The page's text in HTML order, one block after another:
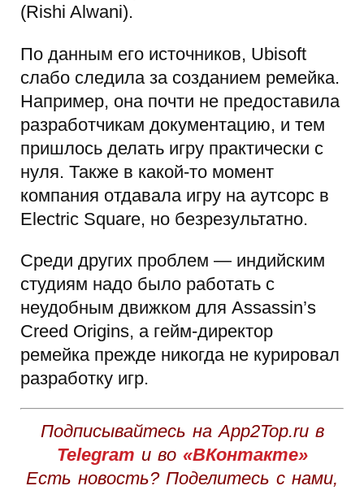
(Rishi Alwani).
По данным его источников, Ubisoft
слабо следила за созданием ремейка.
Например, она почти не предоставила
разработчикам документацию, и тем
пришлось делать игру практически с
нуля. Также в какой-то момент
компания отдавала игру на аутсорс в
Electric Square, но безрезультатно.
Среди других проблем — индийским
студиям надо было работать с
неудобным движком для Assassin’s
Creed Origins, а гейм-директор
ремейка прежде никогда не курировал
разработку игр.
Подписывайтесь на App2Top.ru в
Telegram и во «ВКонтакте»
Есть новость? Поделитесь с нами,